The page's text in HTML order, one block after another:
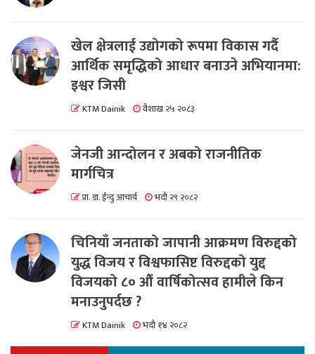
खेल क्षेत्रलाई उद्योगको रूपमा विकास गर्दै
आर्थिक समृद्धिको आधार बनाउने अभियानमा:
इश्वर जिसी
KTM Dainik वैशाख २५ २०८३
जेनजी आन्दोलन र अबको राजनीतिक
मार्गचित्र
प्रा. डा. ईन्दु आचार्य भदौ २९ २०८२
चिनियाँ जनताको जापानी आक्रमण विरुद्दको
युद्ध विजय र विश्वफासिष्ट विरुद्दको युद्द
विजयको ८० औं वार्षिकोत्सव हामीले किन
मनाउनुपर्दछ ?
KTM Dainik भदौ १४ २०८२